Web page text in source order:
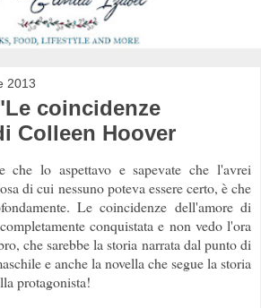
2013
coincidenze
Colleen Hoover
che lo aspettavo e sapevate che l'avrei
di cui nessuno poteva essere certo, è che
Le coincidenze dell'amore di
conquistata e non vedo l'ora
che sarebbe la storia narrata dal punto di
e anche la novella che segue la storia
protagonista!